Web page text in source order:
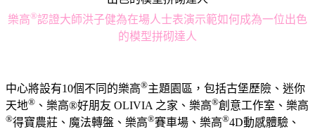
樂高®認證大師洪子健為在場人士表演示範如何成為一位出色
的模型拼砌達人
中心將設有10個不同的樂高®主題園區，包括古堡歷險、迷你
天地® 、樂高®好朋友 OLIVIA 之家、樂高®創意工作室、樂高
®得寶農莊、魔法轉盤、樂高®賽車場、樂高®4D動感體驗、